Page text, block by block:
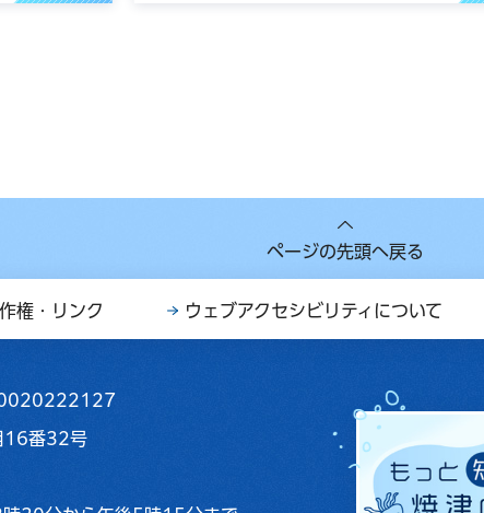
ページの先頭へ戻る
権・リンク ウェブアクセシビリティについて
16番32号